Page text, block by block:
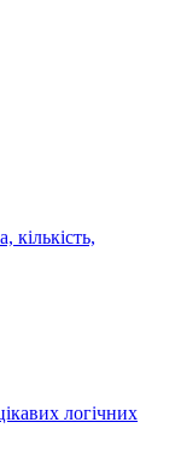
кількість,
логічних